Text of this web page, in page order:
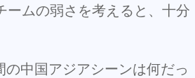
ームの弱さを考えると、十分
中国アジアシーンは何だっ